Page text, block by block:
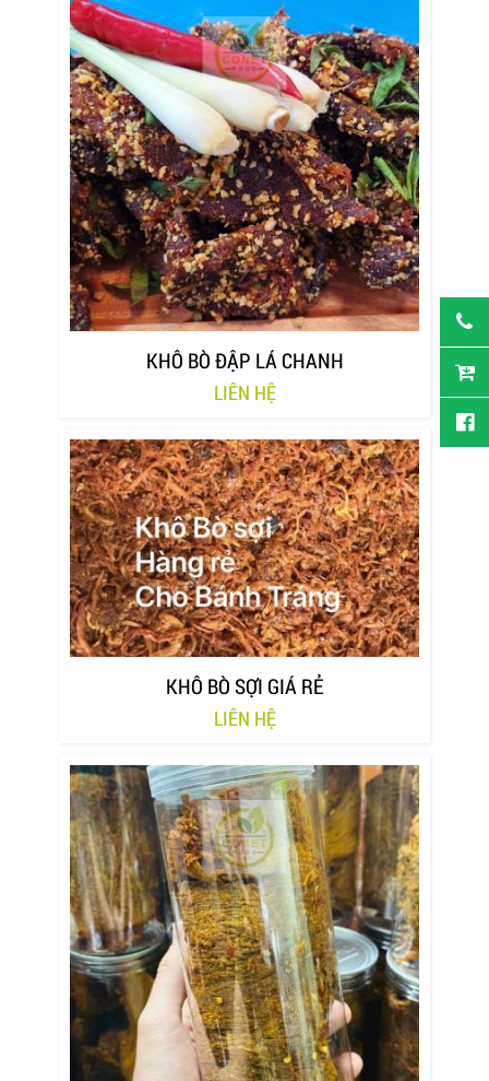
KHÔ BÒ ĐẬP LÁ CHANH
LIÊN HỆ
KHÔ BÒ SỢI GIÁ RẺ
LIÊN HỆ